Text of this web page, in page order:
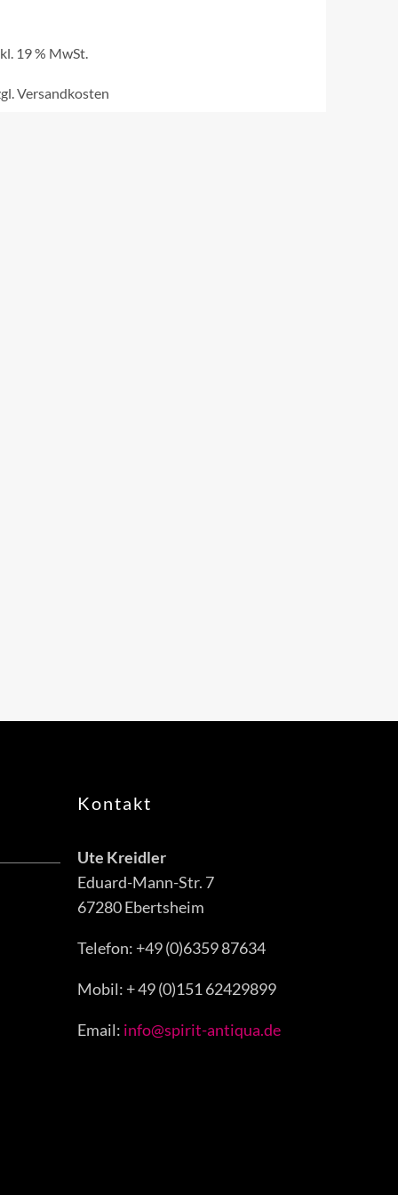
19 % MwSt.
Versandkosten
Kontakt
Ute Kreidler
Eduard-Mann-Str. 7
67280 Ebertsheim
Telefon: +49 (0)6359 87634
Mobil: + 49 (0)151 62429899
Email: info@spirit-antiqua.de